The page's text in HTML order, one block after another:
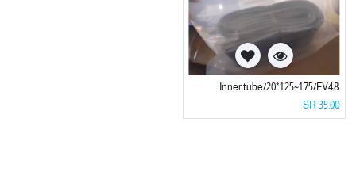
Inner tube/20*1.25~1.75/FV48
35.00